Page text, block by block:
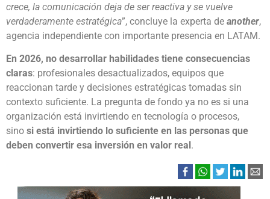
crece, la comunicación deja de ser reactiva y se vuelve
verdaderamente estratégica”, concluye la experta de another,
agencia independiente con importante presencia en LATAM.
En 2026, no desarrollar habilidades tiene consecuencias
claras: profesionales desactualizados, equipos que
reaccionan tarde y decisiones estratégicas tomadas sin
contexto suficiente. La pregunta de fondo ya no es si una
organización está invirtiendo en tecnología o procesos,
sino si está invirtiendo lo suficiente en las personas que
deben convertir esa inversión en valor real.